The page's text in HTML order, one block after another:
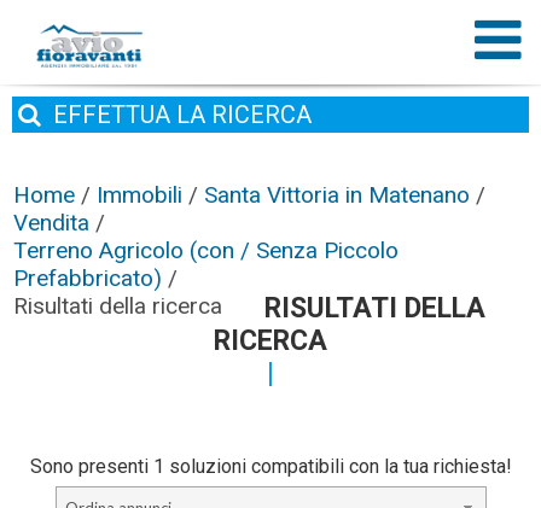
EFFETTUA LA RICERCA
Home / Immobili / Santa Vittoria in Matenano /
Vendita /
Terreno Agricolo (con / Senza Piccolo
Prefabbricato) /
Risultati della ricerca
RISULTATI DELLA
RICERCA
Sono presenti 1 soluzioni compatibili con la tua richiesta!